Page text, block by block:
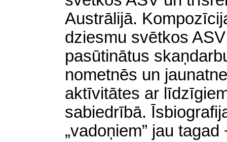
Austrālijā.
dziesmu svētkos
pasūtinātus
nometnēs un
aktīvitātes ar
sabiedrībā.
„vadoņiem” jau